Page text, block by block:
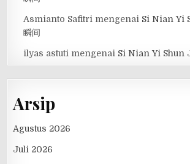
Asmianto Safitri mengenai Si Nian Yi
瞬间
ilyas astuti mengenai Si Nian Yi Shun
Arsip
Agustus 2026
Juli 2026